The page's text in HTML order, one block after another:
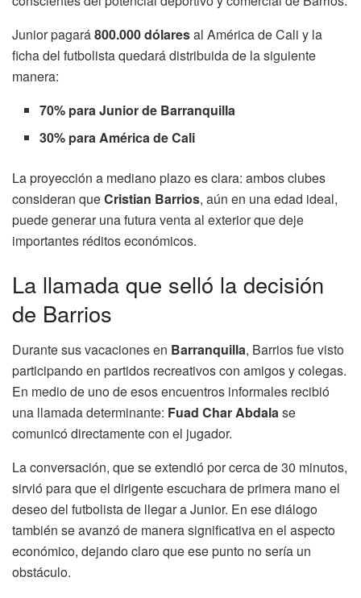
Junior pagará800.000 dólaresal América de Cali y la
ficha del futbolista quedará distribuida de la siguiente
manera:
70% para Junior de Barranquilla
30% para América de Cali
La proyección a mediano plazo es clara: ambos clubes
consideran queCristian Barrios, aún en una edad ideal,
puede generar una futura venta al exterior que deje
importantes réditos económicos.
La llamada que selló la decisión
de Barrios
Durante sus vacaciones en Barranquilla, Barrios fue visto
participando en partidos recreativos con amigos y colegas.
En medio de uno de esos encuentros informales recibió
una llamada determinante: Fuad Char Abdala se
comunicó directamente con el jugador.
La conversación, que se extendió por cerca de 30 minutos,
sirvió para que el dirigente escuchara de primera mano el
deseo del futbolista de llegar a Junior. En ese diálogo
también se avanzó de manera significativa en el aspecto
económico, dejando claro que ese punto no sería un
obstáculo.